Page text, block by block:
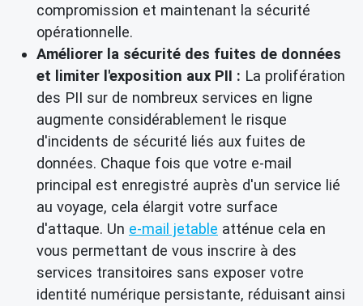
compromission et maintenant la sécurité
opérationnelle.
Améliorer la sécurité des fuites de données
et limiter l'exposition aux PII : La prolifération
des PII sur de nombreux services en ligne
augmente considérablement le risque
d'incidents de sécurité liés aux fuites de
données. Chaque fois que votre e-mail
principal est enregistré auprès d'un service lié
au voyage, cela élargit votre surface
d'attaque. Un e-mail jetable atténue cela en
vous permettant de vous inscrire à des
services transitoires sans exposer votre
identité numérique persistante, réduisant ainsi